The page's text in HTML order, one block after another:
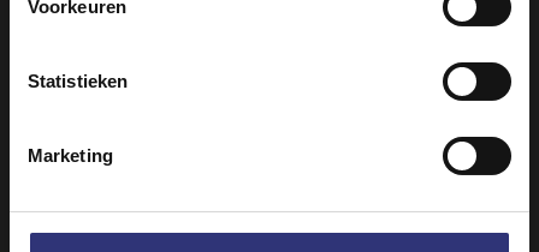
Voorkeuren
Statistieken
Marketing
Groenten Avondeten